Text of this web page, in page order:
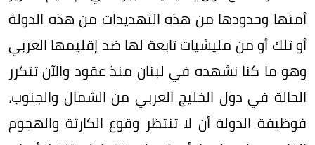
أمنها وحدودها من هذه التهديدات من هذه الدولة
أو تلك أو من مليشيات تابعة لها ضد إقليمها العربي
وهو ما كنا نشهده في لبنان منذ عقود والآن تتكرر
الحالة في دول الخليج العربي من الشمال والجنوب،
فوظيفة الدولة أن لا تنتظر وقوع الكارثة والهجوم